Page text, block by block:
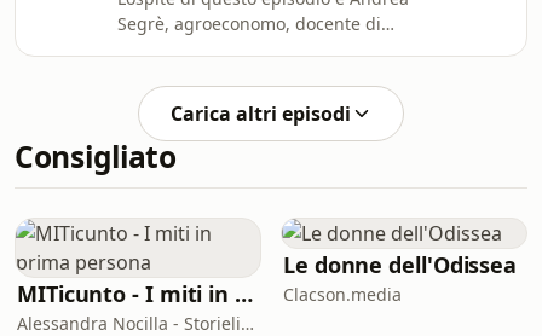
convivono super efficienza e spreco,
le città dipendono quasi
integralmente da risorse che non
sono prodotte in loco, e sono tra i
luoghi più suscettibili ai cambiamen
Segrè, agroeconomo, docente di
degli Studi di Bologna, da anni
impegnato nella lotta contro lo spreco
alimentare. Lo spreco degli alimenti è
responsabile di una quota di
collocano tra il 6 e il 10% del totale,
una quantità enorme, che viene
discus
Carica altri episodi
Consigliato
MITicunto - I miti in prima persona
Alessandra Nocilla - Storielibere.fm
Le donne dell'Odissea
Clacson.media